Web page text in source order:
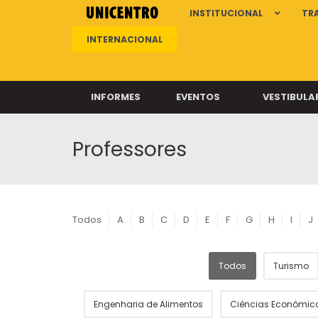
INSTITUCIONAL
INTERNACIONAL
INFORMES EVENTOS
Professores
Todos A B C D E F G H I J
Todos Turismo
Engenharia de Alimentos Ciências